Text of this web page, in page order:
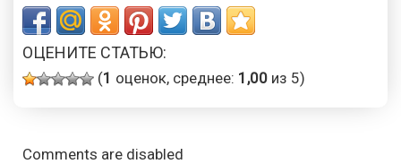
ОЦЕНИТЕ СТАТЬЮ:
(1 оценок, среднее: 1,00 из 5)
Comments are disabled